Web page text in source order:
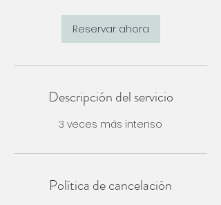
Reservar ahora
Descripción del servicio
3 veces más intenso
Política de cancelación